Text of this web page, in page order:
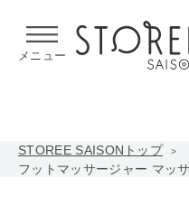
メニュー
STOREE SAISONトップ
フットマッサージャー マッ